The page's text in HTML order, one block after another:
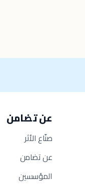
عن تضامن
صنّاع الأثر
عن تضامن
المؤسسين